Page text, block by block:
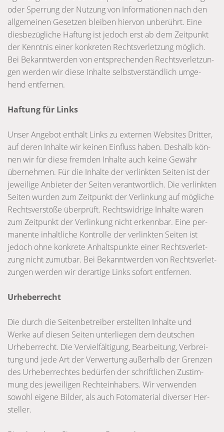
oder Sper­rung der Nut­zung von Infor­ma­tio­nen nach den
all­ge­mei­nen Geset­zen blei­ben hier­von unbe­rührt. Eine
dies­be­züg­li­che Haf­tung ist jedoch erst ab dem Zeit­punkt
der Kennt­nis einer kon­kre­ten Rechts­ver­let­zung mög­lich.
Bei Bekannt­wer­den von ent­spre­chen­den Rechts­ver­let­zun­
gen wer­den wir diese Inhalte selbst­ver­ständ­lich umge­
hend ent­fer­nen.
Haf­tung für Links
Unser Ange­bot ent­hält Links zu exter­nen Web­sites Drit­ter,
auf deren Inhalte wir kei­nen Ein­fluss haben. Des­halb kön­
nen wir für diese frem­den Inhalte auch keine Gewähr
über­neh­men. Für die Inhalte der ver­link­ten Sei­ten ist der
jewei­lige Anbie­ter der Sei­ten ver­ant­wort­lich. Die ver­link­ten
Sei­ten wur­den zum Zeit­punkt der Ver­lin­kung auf mög­li­che
Rechts­ver­stöße über­prüft. Rechts­wid­rige Inhalte waren
zum Zeit­punkt der Ver­lin­kung nicht erkenn­bar. Eine per­
ma­nente inhalt­li­che Kon­trolle der ver­link­ten Sei­ten ist
jedoch ohne kon­krete Anhalts­punkte einer Rechts­ver­let­
zung nicht zumut­bar. Bei Bekannt­wer­den von Rechts­ver­let­
zun­gen wer­den wir der­ar­tige Links sofort ent­fer­nen.
Urhe­ber­recht
Die durch die Sei­ten­be­trei­ber erstell­ten Inhalte und
Werke auf die­sen Sei­ten unter­lie­gen dem deut­schen
Urhe­ber­recht. Die Ver­viel­fäl­ti­gung, Bear­bei­tung, Ver­brei­
tung und jede Art der Ver­wer­tung außer­halb der Gren­zen
des Urhe­ber­rech­tes bedür­fen der schrift­li­chen Zustim­
mung des jewei­li­gen Rech­te­inha­bers. Wir ver­wen­den
sowohl eigene Bil­der, als auch Foto­ma­te­rial diver­ser Her­
stel­ler.